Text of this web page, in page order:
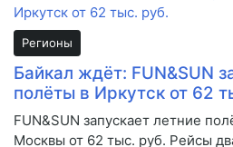
Регионы
Байкал ждёт: FUN&SUN
полёты в Иркутск от 62
FUN&SUN запускает летние
Москвы от 62 тыс. руб. Рейсы